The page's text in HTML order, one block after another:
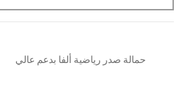
حمالة صدر رياضية ألفا بدعم عالي